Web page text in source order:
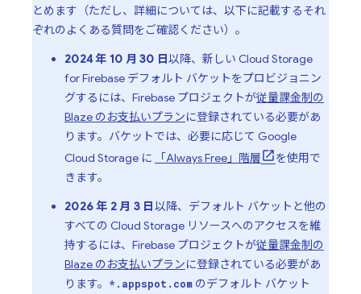
とめます（ただし、詳細については、以下に記載するそれ
ぞれのよくある質問をご確認ください）。
2024 年 10 月 30 日以降、新しい Cloud Storage
for Firebase デフォルト バケットをプロビジョニン
グするには、Firebase プロジェクトが従量課金制の
Blaze のお支払いプランに登録されている必要があ
ります。バケットでは、必要に応じて Google
Cloud Storage に 「Always Free」階層
を使用で
きます。
2026 年 2 月 3 日以降、デフォルト バケットと他の
すべての Cloud Storage リソースへのアクセスを維
持するには、Firebase プロジェクトが従量課金制の
Blaze のお支払いプランに登録されている必要があ
ります。
*.appspot.com のデフォルト バケット